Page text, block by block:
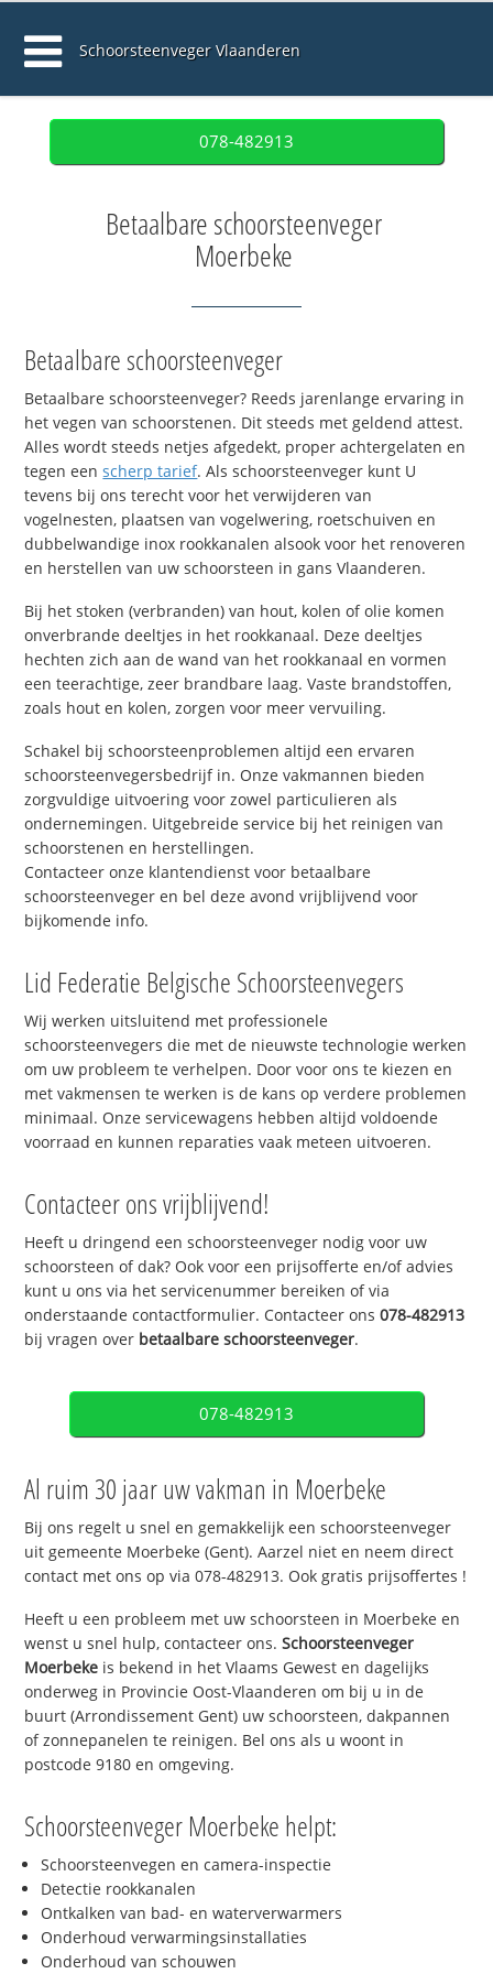
Schoorsteenveger Vlaanderen
078-482913
Betaalbare schoorsteenveger
Moerbeke
Betaalbare schoorsteenveger
Betaalbare schoorsteenveger? Reeds jarenlange ervaring in
het vegen van schoorstenen. Dit steeds met geldend attest.
Alles wordt steeds netjes afgedekt, proper achtergelaten en
tegen eenscherp tarief. Als schoorsteenveger kunt U
tevens bij ons terecht voor het verwijderen van
vogelnesten, plaatsen van vogelwering, roetschuiven en
dubbelwandige inox rookkanalen alsook voor het renoveren
en herstellen van uw schoorsteen in gans Vlaanderen.
Bij het stoken (verbranden) van hout, kolen of olie komen
onverbrande deeltjes in het rookkanaal. Deze deeltjes
hechten zich aan de wand van het rookkanaal en vormen
een teerachtige, zeer brandbare laag. Vaste brandstoffen,
zoals hout en kolen, zorgen voor meer vervuiling.
Schakel bij schoorsteenproblemen altijd een ervaren
schoorsteenvegersbedrijf in. Onze vakmannen bieden
zorgvuldige uitvoering voor zowel particulieren als
ondernemingen. Uitgebreide service bij het reinigen van
schoorstenen en herstellingen.
Contacteer onze klantendienst voor betaalbare
schoorsteenveger en bel deze avond vrijblijvend voor
bijkomende info.
Lid Federatie Belgische Schoorsteenvegers
Wij werken uitsluitend met professionele
schoorsteenvegers die met de nieuwste technologie werken
om uw probleem te verhelpen. Door voor ons te kiezen en
met vakmensen te werken is de kans op verdere problemen
minimaal. Onze servicewagens hebben altijd voldoende
voorraad en kunnen reparaties vaak meteen uitvoeren.
Contacteer ons vrijblijvend!
Heeft u dringend een schoorsteenveger nodig voor uw
schoorsteen of dak? Ook voor een prijsofferte en/of advies
kunt u ons via het servicenummer bereiken of via
onderstaande contactformulier. Contacteer ons078-482913
bij vragen over betaalbare schoorsteenveger.
078-482913
Al ruim 30 jaar uw vakman in Moerbeke
Bij ons regelt u snel en gemakkelijk een schoorsteenveger
uit gemeente Moerbeke (Gent). Aarzel niet en neem direct
contact met ons op via 078-482913. Ook gratis prijsoffertes !
Heeft u een probleem met uw schoorsteen in Moerbeke en
wenst u snel hulp, contacteer ons.Schoorsteenveger
Moerbeke is bekend in het Vlaams Gewest en dagelijks
onderweg in Provincie Oost-Vlaanderen om bij u in de
buurt (Arrondissement Gent) uw schoorsteen, dakpannen
of zonnepanelen te reinigen. Bel ons als u woont in
postcode 9180 en omgeving.
Schoorsteenveger Moerbeke helpt:
Schoorsteenvegen en camera-inspectie
Detectie rookkanalen
Ontkalken van bad- en waterverwarmers
Onderhoud verwarmingsinstallaties
Onderhoud van schouwen